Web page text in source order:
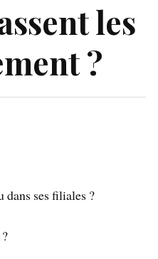
les
?
dans ses filiales ?